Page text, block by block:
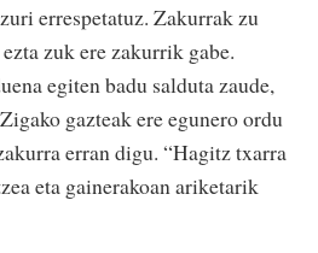
errespetatuz. Zakurrak zu
zuk ere zakurrik gabe.
egiten badu salduta zaude,
gazteak ere egunero ordu
erran digu. “Hagitz txarra
eta gainerakoan ariketarik